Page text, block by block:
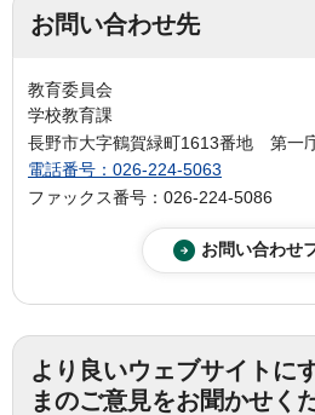
お問い合わせ先
教育委員会
学校教育課
長野市大字鶴賀緑町1613番地 第一
電話番号：026-224-5063
ファックス番号：026-224-5086
より良いウェブサイトに
まのご意見をお聞かせく